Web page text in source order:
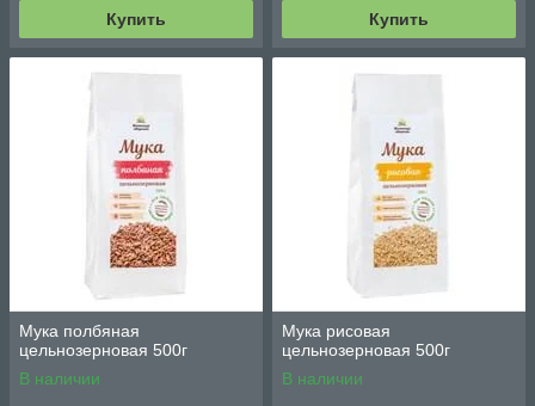
Купить Купить
Мука полбяная
цельнозерновая 500г
В наличии
Мука рисовая
цельнозерновая 500г
В наличии